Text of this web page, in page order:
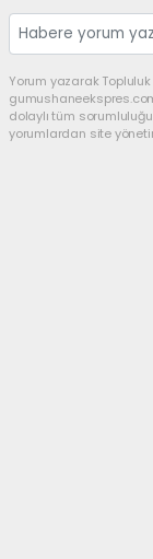
Yorum yazarak Topluluk
dolaylı tüm
yorumlardan site